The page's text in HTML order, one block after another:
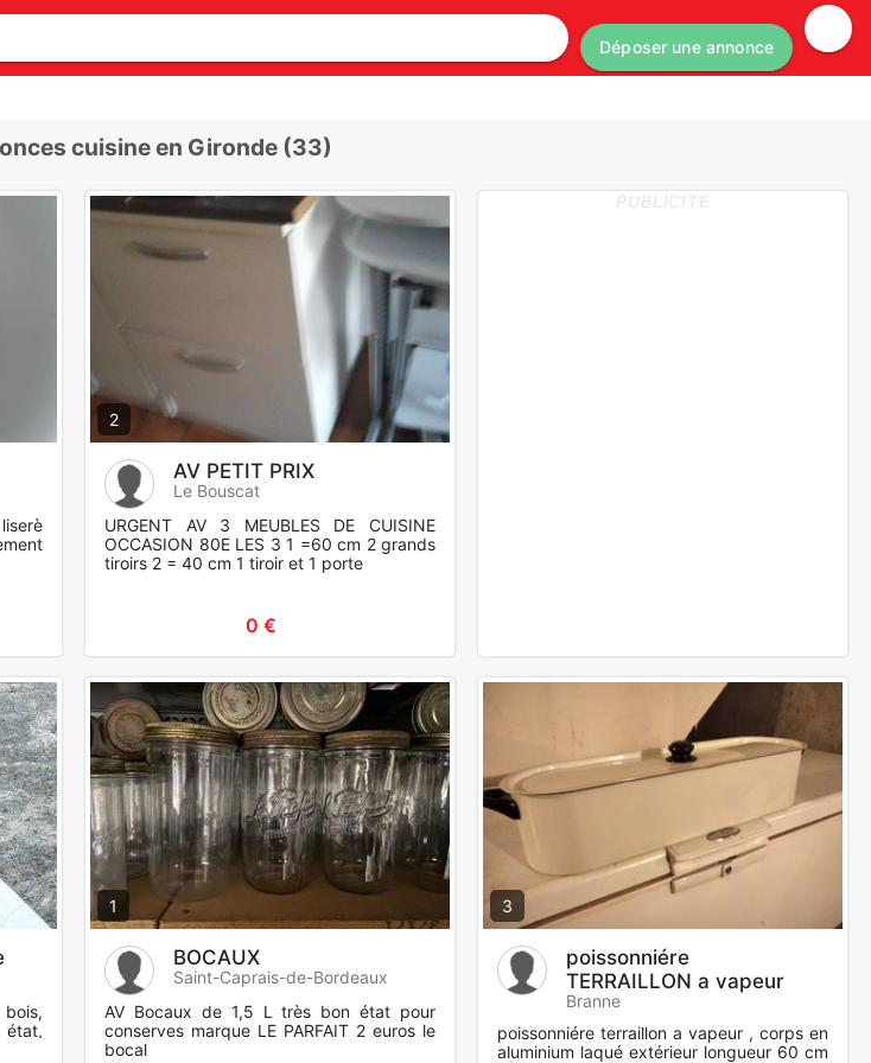
Déposer une annonce
cuisine en Gironde (33)
2
AV PETIT PRIX
Le Bouscat
URGENT AV 3 MEUBLES DE CUISINE
OCCASION 80E LES 3 1 =60 cm 2 grands
tiroirs 2 = 40 cm 1 tiroir et 1 porte
0 €
PUBLICITE
état,
1
BOCAUX
Saint-Caprais-de-Bordeaux
AV Bocaux de 1,5 L très bon état pour
conserves marque LE PARFAIT 2 euros le
bocal
3
poissonniére
TERRAILLON a vapeur
Branne
poissonniére terraillon a vapeur , corps en
aluminium laqué extérieur longueur 60 cm